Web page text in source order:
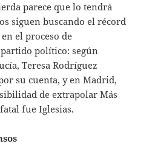
parece que lo tendrá
siguen buscando el récord
el proceso de
político: según
Teresa Rodríguez
su cuenta, y en Madrid,
de extrapolar Más
fue Iglesias.